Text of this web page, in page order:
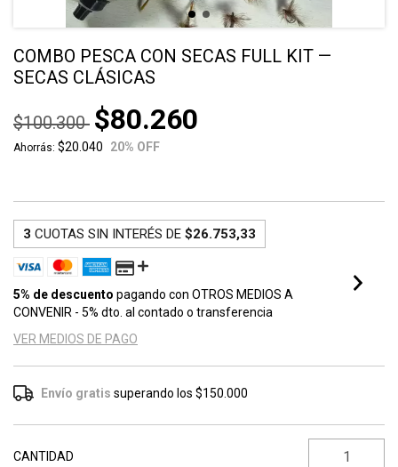
COMBO PESCA CON SECAS FULL KIT —
SECAS CLÁSICAS
$100.300 $80.260
Ahorrás: $20.040 20% OFF
3 CUOTAS SIN INTERÉS DE $26.753,33
5% de descuento pagando con OTROS MEDIOS A
CONVENIR - 5% dto. al contado o transferencia
VER MEDIOS DE PAGO
Envío gratis superando los$150.000
CANTIDAD